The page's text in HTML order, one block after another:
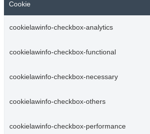
Cookie
cookielawinfo-checkbox-analytics
cookielawinfo-checkbox-functional
cookielawinfo-checkbox-necessary
cookielawinfo-checkbox-others
cookielawinfo-checkbox-performance